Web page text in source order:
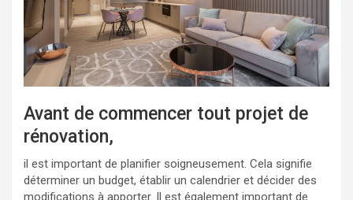
Avant de commencer tout projet de
rénovation,
il est important de planifier soigneusement. Cela signifie
déterminer un budget, établir un calendrier et décider des
modifications à apporter. Il est également important de